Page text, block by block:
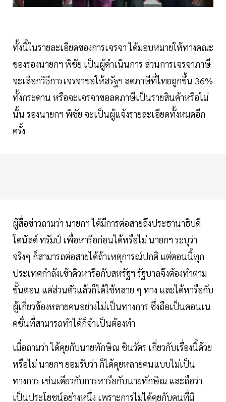
ทั้งนี้ในรายละเอียดของการเจรจา ได้มอบหมายให้ทางคณะ
ของรองนายกฯ พิชัย เป็นผู้ดำเนินการ ส่วนการเจรจาภาษี
จะเลือกวิธีการเจรจาขอให้สรัฐฯ ลดภาษีที่ไทยถูกขึ้น 36%
ทั้งกระดาน หรือจะเจรจาขอลดภาษีเป็นรายสินค้าหรือไม่
นั้น รองนายกฯ พิชัย จะเป็นผู้แจ้งรายละเอียดทั้งหมดอีก
ครั้ง
ผู้สื่อข่าวถามว่า นายกฯ ได้มีการต่อสายถึงประธานาธิบดี
โดนัลด์ ทรัมป์ เพื่อหารือก่อนได้หรือไม่ นายกฯ ระบุว่า
จริงๆ ก็สามารถต่อสายได้ถ้าเหตุการณ์ปกติ แต่ตอนนี้ทุก
ประเทศกำลังเข้าคิวหารือกับสหรัฐฯ รัฐบาลจึงต้องทำตาม
ขั้นตอน แต่ส่วนตัวแล้วก็ได้ใช้หลาย ๆ ทาง และได้หารือกับ
ผู้เกี่ยวข้องหลายคนอย่างไม่เป็นทางการ ซึ่งถือเป็นคอนเน
คชั่นที่สามารถทำได้ก็จำเป็นต้องทำ
เมื่อถามว่า ได้คุยกับนายทักษิณ ชินวัตร เกี่ยวกับเรื่องนี้ด้วย
หรือไม่ นายกฯ ยอมรับว่า ก็ได้คุยหลายคนแบบไม่เป็น
ทางการ เช่นเดียวกับการหารือกับนายทักษิณ และถือว่า
เป็นประโยชน์อย่างหนึ่ง เพราะการไม่ได้คุยกับคนที่มี